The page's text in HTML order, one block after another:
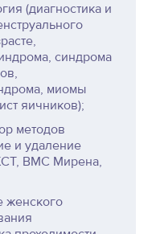
(диагностика и
синдрома
миомы
яичников);
методов
и удаление
ВМС Мирена,
женского